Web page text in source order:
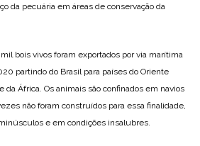
da pecuária em áreas de conservação da
bois vivos foram exportados por via marítima
partindo do Brasil para países do Oriente
da África. Os animais são confinados em navios
não foram construídos para essa finalidade,
e em condições insalubres.